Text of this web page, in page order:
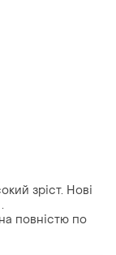
зріст. Нові
повністю по